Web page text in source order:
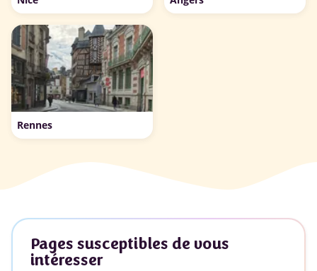
Rennes
Pages susceptibles de vous
intéresser